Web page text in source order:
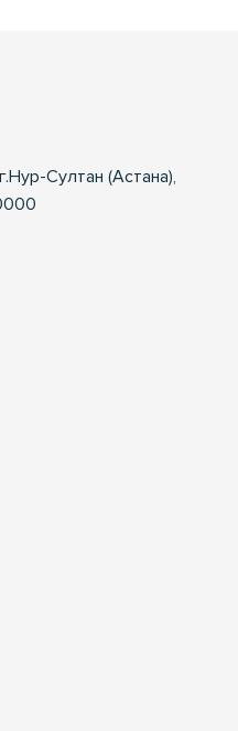
Султан (Астана),